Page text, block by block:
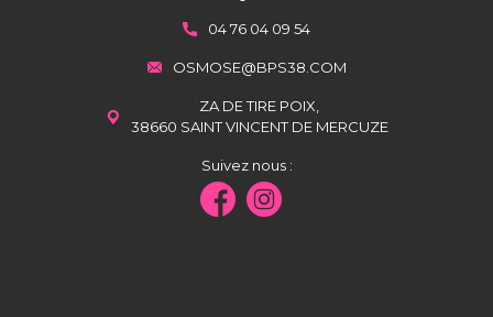
04 76 04 09 54
OSMOSE@BPS38.COM
ZA DE TIRE POIX,
38660 SAINT VINCENT DE MERCUZE
Suivez nous :